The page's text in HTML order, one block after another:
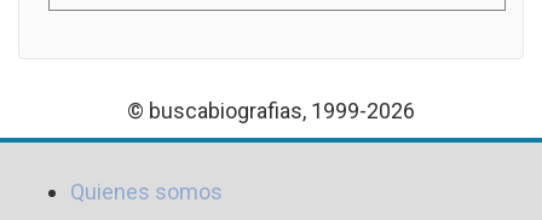
© buscabiografias, 1999-2026
Quienes somos